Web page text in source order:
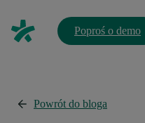
Poproś o demo
Powrót do bloga